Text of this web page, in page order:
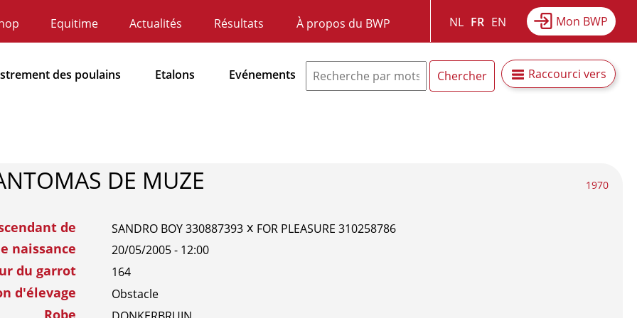
Mon BWP
NL FR EN
Equitime Actualités Résultats À propos du BWP
des poulains Etalons Evénements Raccourci vers
DE MUZE
de SANDRO BOY 330887393 x FOR PLEASURE 310258786
naissance 20/05/2005 - 12:00
du garrot 164
d'élevage Obstacle
Robe
1970